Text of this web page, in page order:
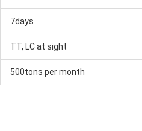
7days
TT, LC at sight
500tons per month